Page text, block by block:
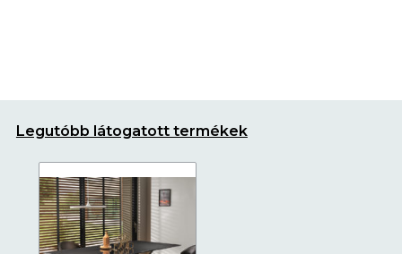
Legutóbb látogatott termékek